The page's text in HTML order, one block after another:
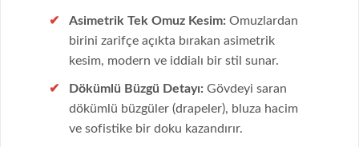
Asimetrik Tek Omuz Kesim: Omuzlardan
birini zarifçe açıkta bırakan asimetrik
kesim, modern ve iddialı bir stil sunar.
Dökümlü Büzgü Detayı: Gövdeyi saran
dökümlü büzgüler (drapeler), bluza hacim
ve sofistike bir doku kazandırır.